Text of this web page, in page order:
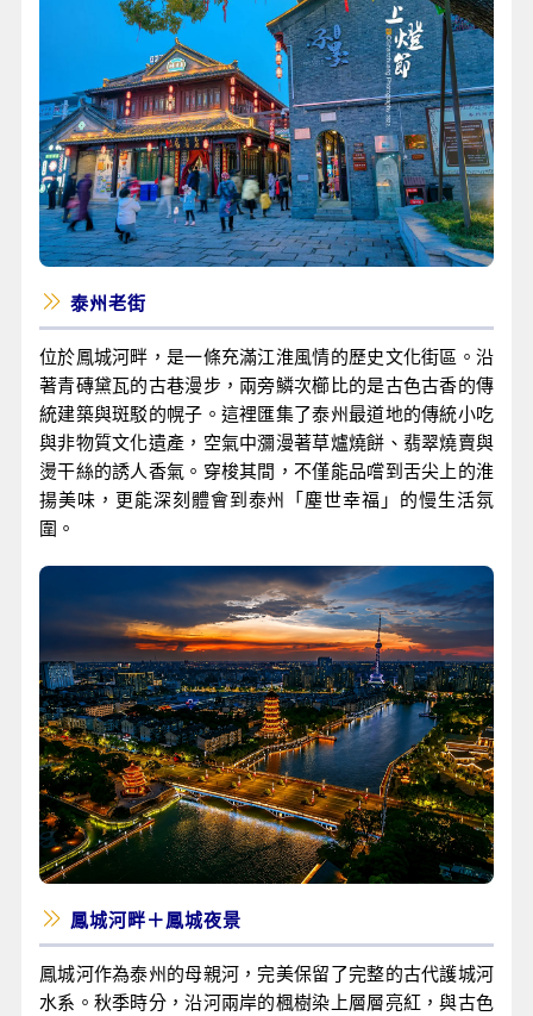
泰州老街
位於鳳城河畔，是一條充滿江淮風情的歷史文化街區。沿
著青磚黛瓦的古巷漫步，兩旁鱗次櫛比的是古色古香的傳
統建築與斑駁的幌子。這裡匯集了泰州最道地的傳統小吃
與非物質文化遺產，空氣中瀰漫著草爐燒餅、翡翠燒賣與
燙干絲的誘人香氣。穿梭其間，不僅能品嚐到舌尖上的淮
揚美味，更能深刻體會到泰州「塵世幸福」的慢生活氛
圍。
鳳城河畔＋鳳城夜景
鳳城河作為泰州的母親河，完美保留了完整的古代護城河
水系。秋季時分，沿河兩岸的楓樹染上層層亮紅，與古色